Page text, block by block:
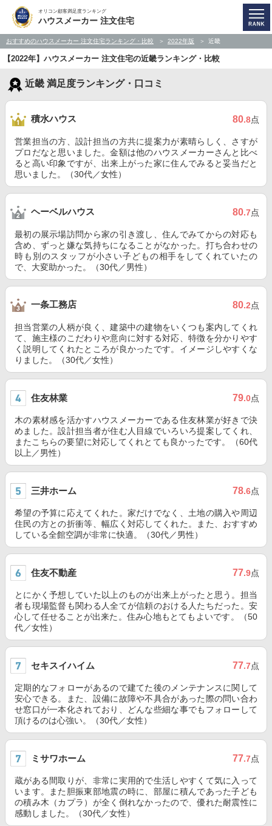
オリコン顧客満足度ランキング
ハウスメーカー 注文住宅
おすすめのハウスメーカー 注文住宅ランキング・比較 2022年版 近畿
【2022年】ハウスメーカー 注文住宅の近畿ランキング・比較
近畿 満足度ランキング・口コミ
積水ハウス 80.8点
営業担当の方、設計担当の方共に提案力が素晴らしく、さすが
プロだなと思いました。金額は他のハウスメーカーさんと比べ
ると高い印象ですが、出来上がった家に住んでみると妥当だと
思いました。（30代／女性）
ヘーベルハウス 80.7点
最初の展示場訪問から家の引き渡し、住んでみてからの対応も
含め、ずっと嫌な気持ちになることがなかった。打ち合わせの
時も別のスタッフが小さい子どもの相手をしてくれていたの
で、大変助かった。（30代／男性）
一条工務店 80.2点
担当営業の人柄が良く、建築中の建物をいくつも案内してくれ
て、施主様のこだわりや意向に対する対応、特徴を分かりやす
く説明してくれたところが良かったです。イメージしやすくな
りました。（30代／女性）
住友林業 79.0点
木の素材感を活かすハウスメーカーである住友林業が好きで決
めました。設計担当者が住む人目線でいろいろ提案してくれ、
またこちらの要望に対応してくれとても良かったです。（60代
以上／男性）
三井ホーム 78.6点
希望の予算に応えてくれた。家だけでなく、土地の購入や周辺
住民の方との折衝等、幅広く対応してくれた。また、おすすめ
している全館空調が非常に快適。（30代／男性）
住友不動産 77.9点
とにかく予想していた以上のものが出来上がったと思う。担当
者も現場監督も関わる人全てが信頼のおける人たちだった。安
心して任せることが出来た。住み心地もとてもよいです。（50
代／女性）
セキスイハイム 77.7点
定期的なフォローがあるので建てた後のメンテナンスに関して
安心できる。また、設備に故障や不具合があった際の問い合わ
せ窓口が一本化されており、どんな些細な事でもフォローして
頂けるのは心強い。（30代／女性）
ミサワホーム 77.7点
蔵がある間取りが、非常に実用的で生活しやすくて気に入って
います。また胆振東部地震の時に、部屋に積んであった子ども
の積み木（カプラ）が全く倒れなかったので、優れた耐震性に
感動しました。（30代／女性）